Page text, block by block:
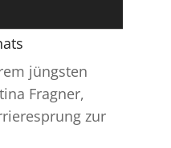
jüngsten
Fragner,
zur